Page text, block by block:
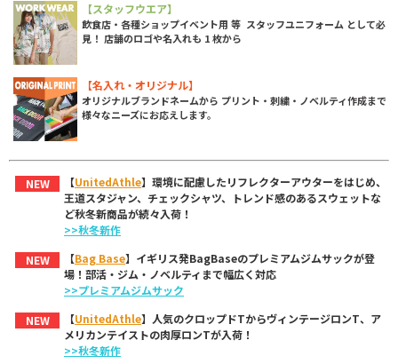
【スタッフウエア】
飲食店・各種ショップイベント用 等 スタッフユニフォーム として必
見！ 店舗のロゴや名入れも 1 枚から
【名入れ・オリジナル】
オリジナルブランドネームから プリント・刺繍・ノベルティ作成まで
様々なニーズにお応えします。
NEW 【UnitedAthle】環境に配慮したリフレクターアウターをはじめ、
王道スタジャン、チェックシャツ、トレンド感のあるスウェットな
ど秋冬新商品が続々入荷！
>>秋冬新作
NEW
【Bag Base】イギリス発BagBaseのプレミアムジムサックが登
場！部活・ジム・ノベルティまで幅広く対応
>>プレミアムジムサック
NEW
【UnitedAthle】人気のクロップドTからヴィンテージロンT、ア
メリカンテイストの肉厚ロンTが入荷！
>>秋冬新作